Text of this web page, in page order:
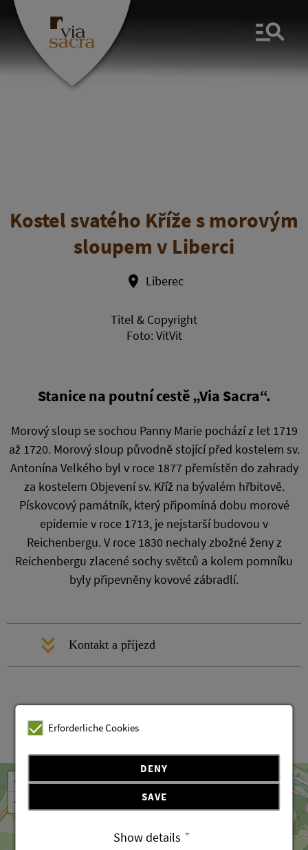
Kostel svatého Kříže s morovým
sloupem v Liberci
Liberec
Titel & Copyright
Foto: VitVit
Stanice na poutní cestě „Via Sacra“.
Morový sloup se sochou Panny Marie pochází z let 1719
až 1720. Morový sloup původně stojící před kostelem sv.
Antonína Velkého byl v roce 1877 přemístěn do zahrady
za kostelem Objevení sv. Kříž na bývalém hřbitově.
Pískovcový památník, který připomíná dobu morové
epidemie v roce 1713, je nejstarší budovou v
Reichenbergu. V roce 1830 nechaly zbožné ženy z
Reichenbergu zlacené sochy světců a kolem pomníku
byly připevněny kovové zábradlí.
Kontakt a příjezd
+
−
Leaflet| ©OpenStreetMapcontributors
Erforderliche Cookies
DENY
SAVE
Show details